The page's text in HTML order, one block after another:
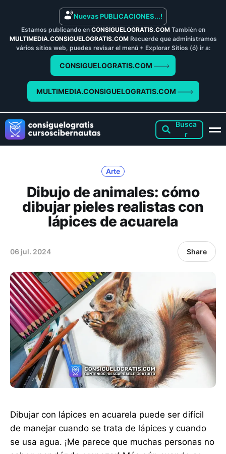
Nuevas PUBLICACIONES...!
Estamos publicando en CONSIGUELOGRATIS.COMTambién en
MULTIMEDIA.CONSIGUELOGRATIS.COMRecuerde que administramos
vários sitios web, puedes revisar el menú + Explorar Sitios (ó) ir a:
CONSIGUELOGRATIS.COM
MULTIMEDIA.CONSIGUELOGRATIS.COM
Arte
Dibujo de animales: cómo
dibujar pieles realistas con
lápices de acuarela
06 jul. 2024 Share
Dibujar con lápices en acuarela puede ser difícil
de manejar cuando se trata de lápices y cuando
se usa agua. ¡Me parece que muchas personas no